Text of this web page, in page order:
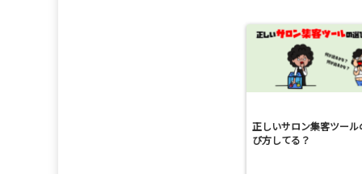
正しいサロン集客ツール
び方してる？